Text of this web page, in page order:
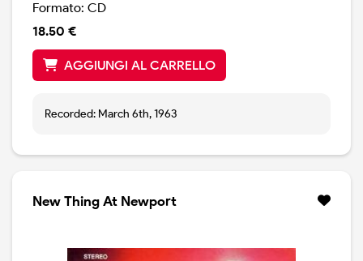
Formato: CD
18.50 €
AGGIUNGI AL CARRELLO
Recorded: March 6th, 1963
New Thing At Newport